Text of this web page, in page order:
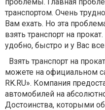
транспортом. Очень
Вам ехать. Но эта
взять транспорт на
удобно, быстро и у Вас
Взять транспорт на
можете на официальном
RK.RU». Компания
автомобилей на
Достоинства, которыми